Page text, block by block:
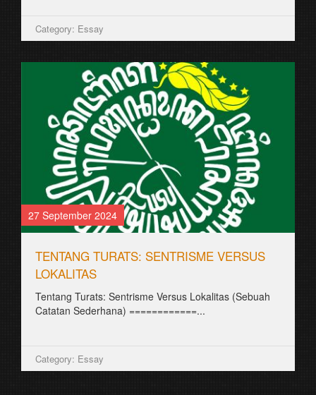
Category: Essay
27 September 2024
TENTANG TURATS: SENTRISME VERSUS
LOKALITAS
Tentang Turats: Sentrisme Versus Lokalitas (Sebuah
Catatan Sederhana) ============...
Category: Essay